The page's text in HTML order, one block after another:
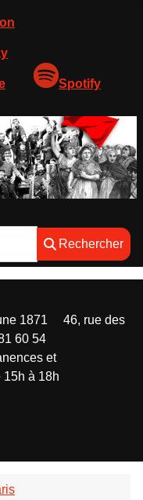
Spotify
Rechercher
1871 46, rue des
60 54
et
15h à 18h